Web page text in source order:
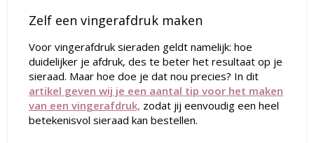
Zelf een vingerafdruk maken
Voor vingerafdruk sieraden geldt namelijk: hoe
duidelijker je afdruk, des te beter het resultaat op je
sieraad. Maar hoe doe je dat nou precies? In dit
artikel geven wij je een aantal tip voor het maken
van een vingerafdruk, zodat jij eenvoudig een heel
betekenisvol sieraad kan bestellen.